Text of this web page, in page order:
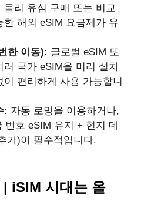
물리 유심 구매 또는 비교
한 해외 eSIM 요금제가 유
한 이동): 글로벌 eSIM 또
국가 eSIM을 미리 설치
편리하게 사용 가능합니
: 자동 로밍을 이용하거나,
번호 eSIM 유지 + 현지 데
가)이 필수적입니다.
iSIM 시대는 올